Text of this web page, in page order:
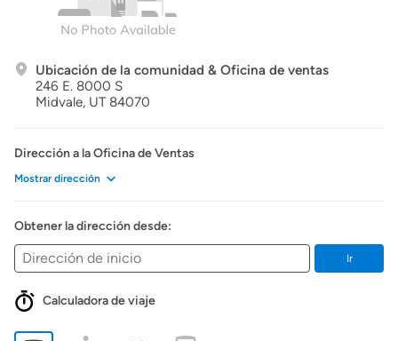
Ubicación de la comunidad & Oficina de ventas
246 E. 8000 S
Midvale, UT 84070
Dirección a la Oficina de Ventas
Mostrar dirección
Obtener la dirección desde:
Ir
Calculadora de viaje